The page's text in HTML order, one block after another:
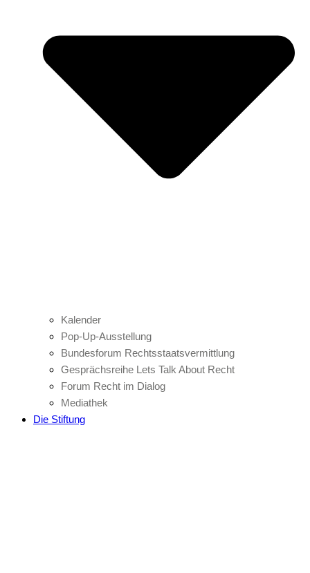
Kalender
Pop-Up-Ausstellung
Bundesforum Rechtsstaatsvermittlung
Gesprächsreihe Lets Talk About Recht
Forum Recht im Dialog
Mediathek
Die Stiftung